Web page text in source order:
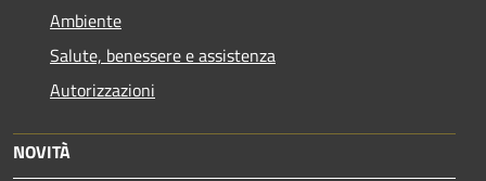
Ambiente
Salute, benessere e assistenza
Autorizzazioni
NOVITÀ